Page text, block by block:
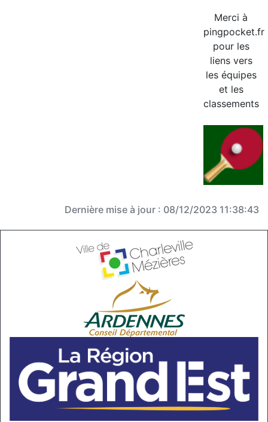
Merci à
pingpocket.fr
pour les
liens vers
les équipes
et les
classements
Dernière mise à jour : 08/12/2023 11:38:43